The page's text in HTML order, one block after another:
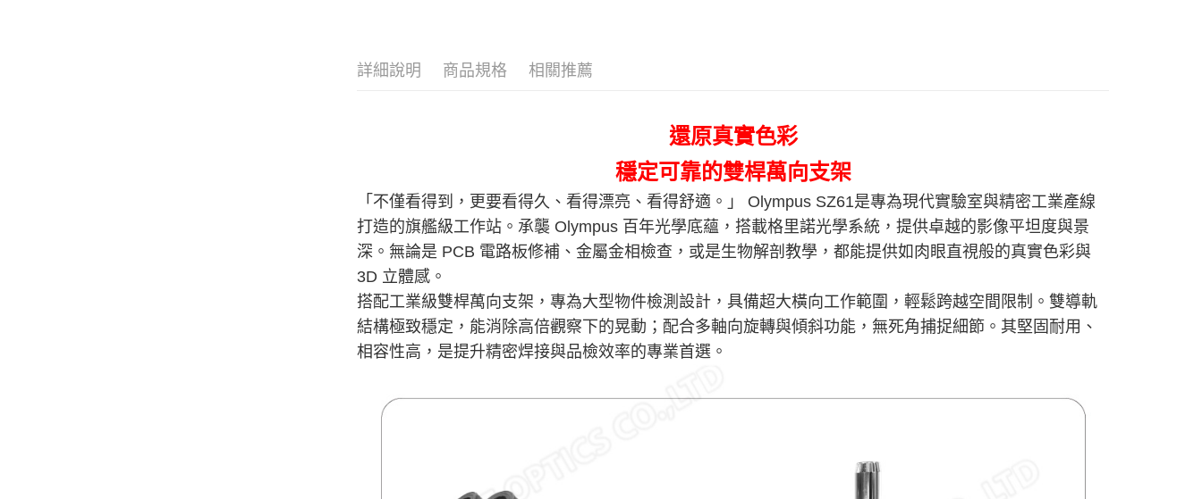
詳細說明 商品規格 相關推薦
還原真實色彩
穩定可靠的雙桿萬向支架
「不僅看得到，更要看得久、看得漂亮、看得舒適。」 Olympus SZ61是專為現代實驗室與精密工業產線
打造的旗艦級工作站。承襲 Olympus 百年光學底蘊，搭載格里諾光學系統，提供卓越的影像平坦度與景
深。無論是 PCB 電路板修補、金屬金相檢查，或是生物解剖教學，都能提供如肉眼直視般的真實色彩與
3D 立體感。
搭配工業級雙桿萬向支架，專為大型物件檢測設計，具備超大橫向工作範圍，輕鬆跨越空間限制。雙導軌
結構極致穩定，能消除高倍觀察下的晃動；配合多軸向旋轉與傾斜功能，無死角捕捉細節。其堅固耐用、
相容性高，是提升精密焊接與品檢效率的專業首選。